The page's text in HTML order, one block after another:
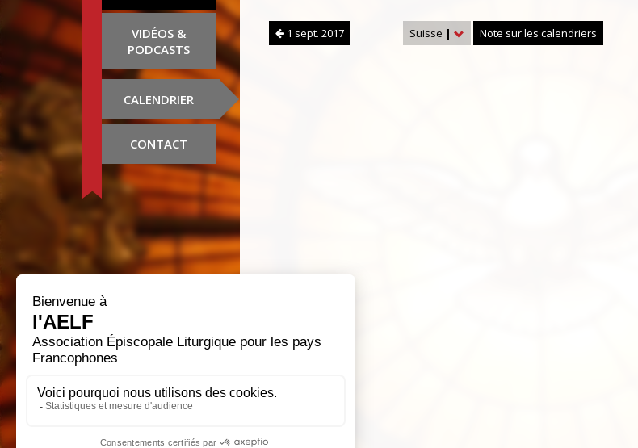
VIDÉOS &
PODCASTS
CALENDRIER
CONTACT
1 sept. 2017 Suisse | Note sur les calendriers